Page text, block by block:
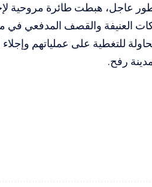
عاجل، هبطت طائرة مروحية
العنيفة والقصف المدفعي
للتغطية على عملياتهم
رفح.